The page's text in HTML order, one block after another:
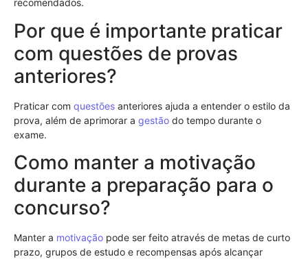
recomendados.
Por que é importante praticar
com questões de provas
anteriores?
Praticar com questões anteriores ajuda a entender o estilo da
prova, além de aprimorar a gestão do tempo durante o
exame.
Como manter a motivação
durante a preparação para o
concurso?
Manter a motivação pode ser feito através de metas de curto
prazo, grupos de estudo e recompensas após alcançar